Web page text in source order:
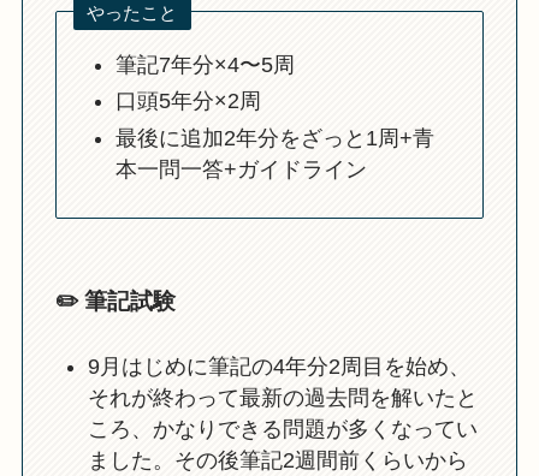
やったこと
筆記7年分×4〜5周
口頭5年分×2周
最後に追加2年分をざっと1周+青
本一問一答+ガイドライン
✏️ 筆記試験
9月はじめに筆記の4年分2周目を始め、
それが終わって最新の過去問を解いたと
ころ、かなりできる問題が多くなってい
ました。その後筆記2週間前くらいから